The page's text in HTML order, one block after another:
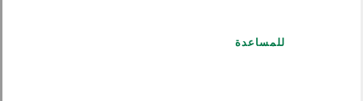
للمساعدة